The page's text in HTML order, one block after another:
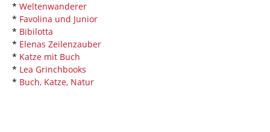
* Weltenwanderer
* Favolina und Junior
* Bibilotta
* Elenas Zeilenzauber
* Katze mit Buch
* Lea Grinchbooks
* Buch, Katze, Natur